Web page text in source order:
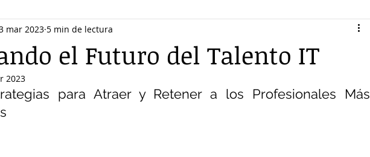
el Futuro del Talento IT
mar 2023 5 min de lectura
2023
para Atraer y Retener a los Profesionales Más